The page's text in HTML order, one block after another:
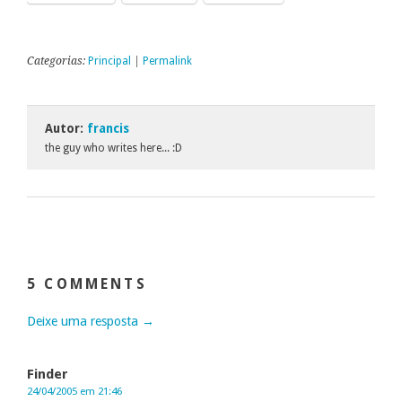
Categorias: Principal Permalink
Autor: francis
the guy who writes here... :D
5 COMMENTS
Deixe uma resposta →
Finder
24/04/2005 em 21:46